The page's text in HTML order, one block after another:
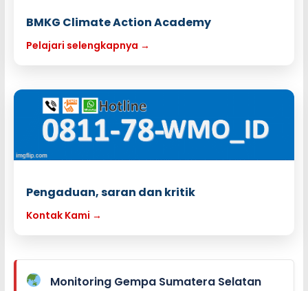
BMKG Climate Action Academy
Pelajari selengkapnya →
Pengaduan, saran dan kritik
Kontak Kami →
Monitoring Gempa Sumatera Selatan